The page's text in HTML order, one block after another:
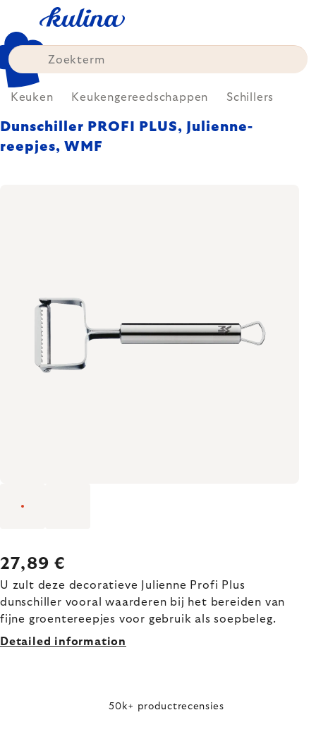
content
Keuken Keukengereedschappen Schillers
Dunschiller PROFI PLUS, Julienne-
reepjes, WMF
27,89 €
U zult deze decoratieve Julienne Profi Plus
dunschiller vooral waarderen bij het bereiden van
fijne groentereepjes voor gebruik als soepbeleg.
Detailed information
50k+ productrecensies